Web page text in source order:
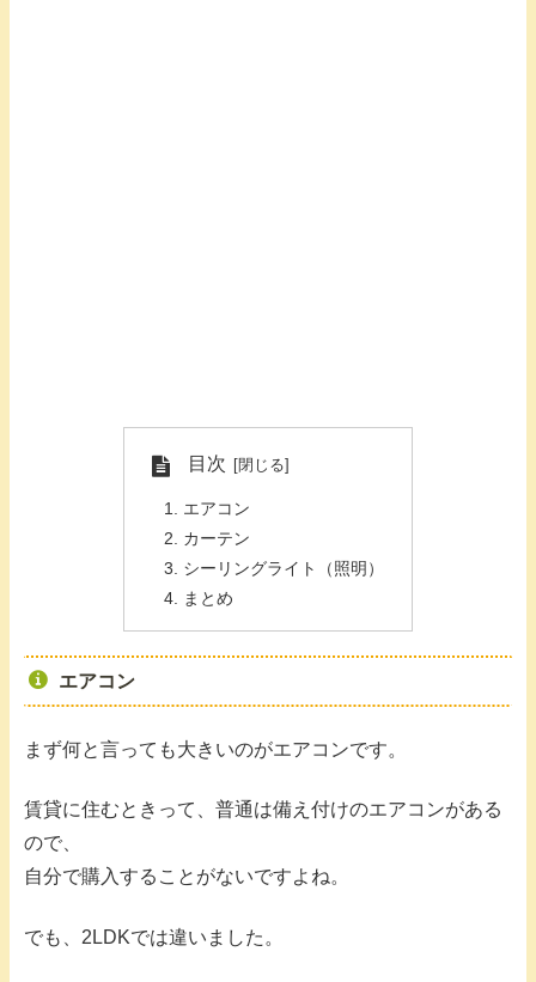
目次
エアコン
カーテン
シーリングライト（照明）
まとめ
エアコン
まず何と言っても大きいのがエアコンです。
賃貸に住むときって、普通は備え付けのエアコンがある
ので、
自分で購入することがないですよね。
でも、2LDKでは違いました。